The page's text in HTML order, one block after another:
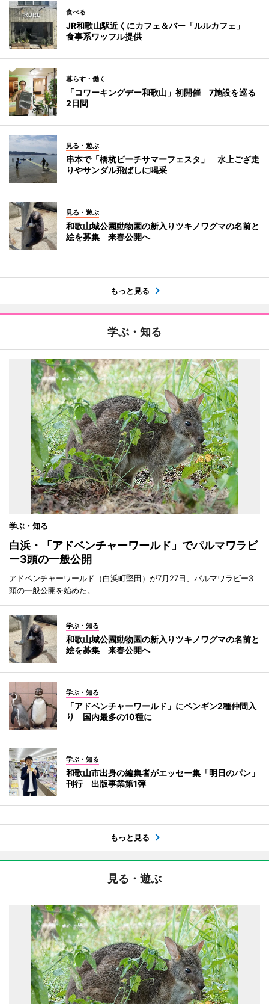
食べる
JR和歌山駅近くにカフェ＆バー「ルルカフェ」
食事系ワッフル提供
暮らす・働く
「コワーキングデー和歌山」初開催 7施設を巡る
2日間
見る・遊ぶ
串本で「橋杭ビーチサマーフェスタ」 水上ござ走
りやサンダル飛ばしに喝采
見る・遊ぶ
和歌山城公園動物園の新入りツキノワグマの名前と
絵を募集 来春公開へ
もっと見る
学ぶ・知る
学ぶ・知る
白浜・「アドベンチャーワールド」でパルマワラビ
ー3頭の一般公開
アドベンチャーワールド（白浜町堅田）が7月27日、パルマワラビー3
頭の一般公開を始めた。
学ぶ・知る
和歌山城公園動物園の新入りツキノワグマの名前と
絵を募集 来春公開へ
学ぶ・知る
「アドベンチャーワールド」にペンギン2種仲間入
り 国内最多の10種に
学ぶ・知る
和歌山市出身の編集者がエッセー集「明日のパン」
刊行 出版事業第1弾
もっと見る
見る・遊ぶ